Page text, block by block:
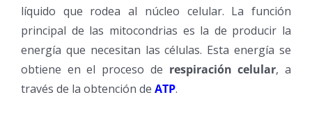
líquido que rodea al núcleo celular. La función
principal de las mitocondrias es la de producir la
energía que necesitan las células. Esta energía se
obtiene en el proceso de respiración celular, a
través de la obtención de ATP.